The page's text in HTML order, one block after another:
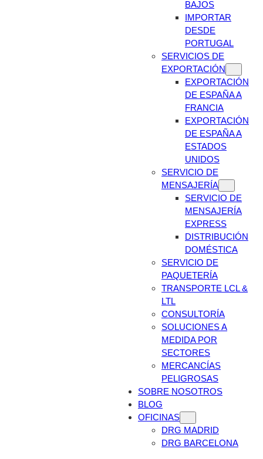
BAJOS
IMPORTAR
DESDE
PORTUGAL
SERVICIOS DE
EXPORTACIÓN
EXPORTACIÓN
DE ESPAÑA A
FRANCIA
EXPORTACIÓN
DE ESPAÑA A
ESTADOS
UNIDOS
SERVICIO DE
MENSAJERÍA
SERVICIO DE
MENSAJERÍA
EXPRESS
DISTRIBUCIÓN
DOMÉSTICA
SERVICIO DE
PAQUETERÍA
TRANSPORTE LCL &
LTL
CONSULTORÍA
SOLUCIONES A
MEDIDA POR
SECTORES
MERCANCÍAS
PELIGROSAS
SOBRE NOSOTROS
BLOG
OFICINAS
DRG MADRID
DRG BARCELONA